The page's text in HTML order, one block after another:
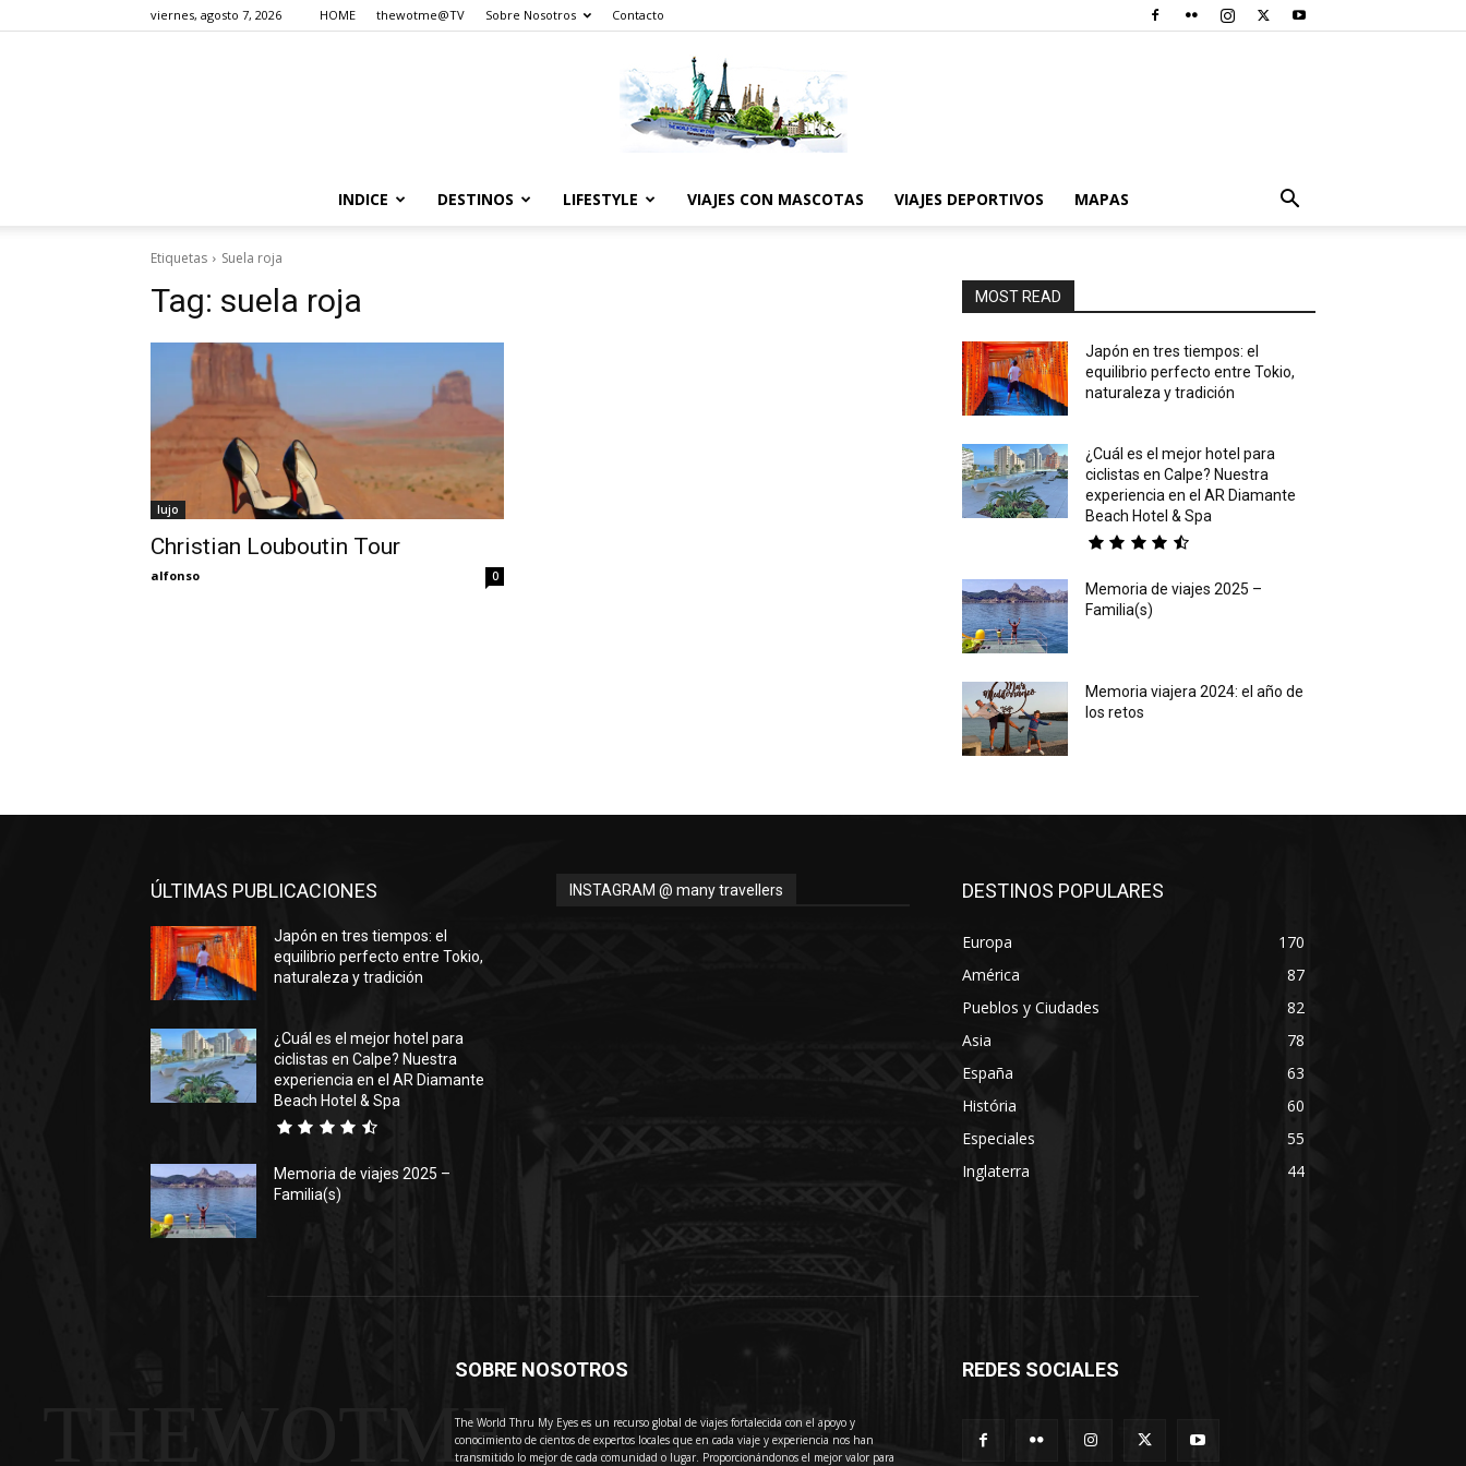
viernes, agosto 7, 2026 HOME thewotme@TV Sobre Nosotros Contacto
INDICE DESTINOS LIFESTYLE VIAJES CON MASCOTAS VIAJES DEPORTIVOS MAPAS
Etiquetas Suela roja
Tag: suela roja
lujo
Christian Louboutin Tour
alfonso 0
MOST READ
Japón en tres tiempos: el
equilibrio perfecto entre Tokio,
naturaleza y tradición
¿Cuál es el mejor hotel para
ciclistas en Calpe? Nuestra
experiencia en el AR Diamante
Beach Hotel & Spa
Memoria de viajes 2025 –
Familia(s)
Memoria viajera 2024: el año de
los retos
ÚLTIMAS PUBLICACIONES
Japón en tres tiempos: el
equilibrio perfecto entre Tokio,
naturaleza y tradición
¿Cuál es el mejor hotel para
ciclistas en Calpe? Nuestra
experiencia en el AR Diamante
Beach Hotel & Spa
Memoria de viajes 2025 –
Familia(s)
INSTAGRAM @ many travellers DESTINOS POPULARES
Europa
170
América
87
Pueblos y Ciudades
82
Asia
78
España
63
História
60
Especiales
55
Inglaterra
44
THEWOTME
SOBRE NOSOTROS
The World Thru My Eyes es un recurso global de viajes fortalecida con el apoyo y
conocimiento de cientos de expertos locales que en cada viaje y experiencia nos han
transmitido lo mejor de cada comunidad o lugar. Proporcionándonos el mejor valor para
REDES SOCIALES